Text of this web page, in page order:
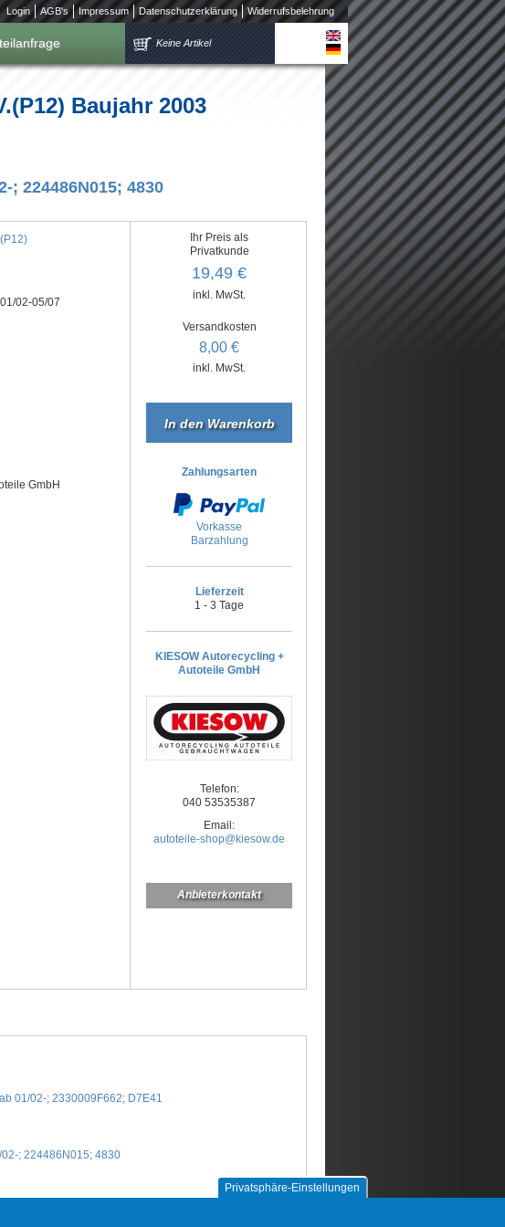
Login AGB's Impressum Datenschutzerklärung Widerrufsbelehrung
Keine Artikel
Baujahr 2003
; 224486N015; 4830
02-05/07
GmbH
Ihr Preis als
Privatkunde
19,49 €
inkl. MwSt.
Versandkosten
8,00 €
inkl. MwSt.
Zahlungsarten
Vorkasse
Barzahlung
Lieferzeit
1 - 3 Tage
KIESOW Autorecycling +
Autoteile GmbH
Telefon:
040 53535387
Email:
autoteile-shop@kiesow.de
Anbieterkontakt
01/02-; 2330009F662; D7E41
; 224486N015; 4830
; 224486N015; 4830
Privatsphäre-Einstellungen